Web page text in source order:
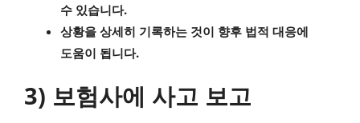
수 있습니다.
상황을 상세히 기록하는 것이 향후 법적 대응에
도움이 됩니다.
3) 보험사에 사고 보고